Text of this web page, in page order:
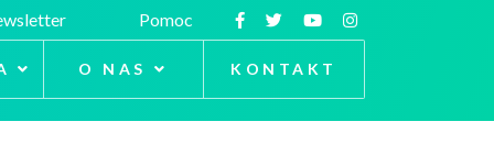
Pomoc
O NAS KONTAKT